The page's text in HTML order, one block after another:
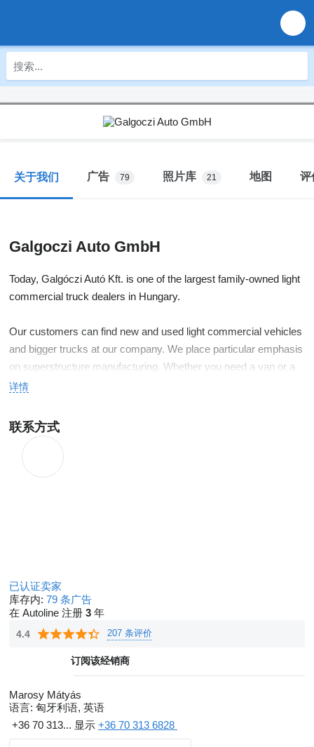
关于我们 广告 79 照片库 21 地图 评
Galgoczi Auto GmbH
Today, Galgóczi Autó Kft. is one of the largest family-owned light
commercial truck dealers in Hungary.
Our customers can find new and used light commercial vehicles
and bigger trucks at our company. We place particular emphasis
on superstructure manufacturing. Whether you need a van or a
flatbed, tipper, box, tarpaulin, refrigerated, tailgate, crane or even
body manufacturing.
Our expert colleagues are at home in the fields of sales, leasing,
service and bodybuilding.
详情
联系方式
已认证卖家
库存内: 79 条广告
在 Autoline 注册 3 年
4.4 207 条评价
订阅该经销商
Marosy Mátyás
语言: 匈牙利语, 英语
+36 70 313... 显示 +36 70 313 6828